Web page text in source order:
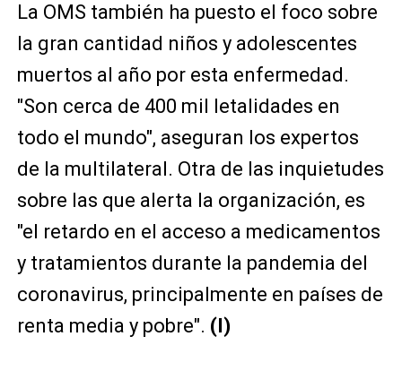
La OMS también ha puesto el foco sobre
la gran cantidad niños y adolescentes
muertos al año por esta enfermedad.
"Son cerca de 400 mil letalidades en
todo el mundo", aseguran los expertos
de la multilateral. Otra de las inquietudes
sobre las que alerta la organización, es
"el retardo en el acceso a medicamentos
y tratamientos durante la pandemia del
coronavirus, principalmente en países de
renta media y pobre". (I)